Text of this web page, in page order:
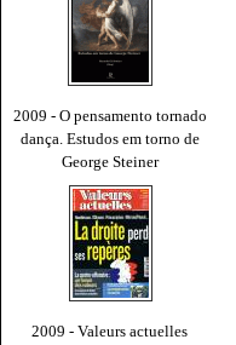
2009 - O pensamento tornado
dança. Estudos em torno de
George Steiner
2009 - Valeurs actuelles